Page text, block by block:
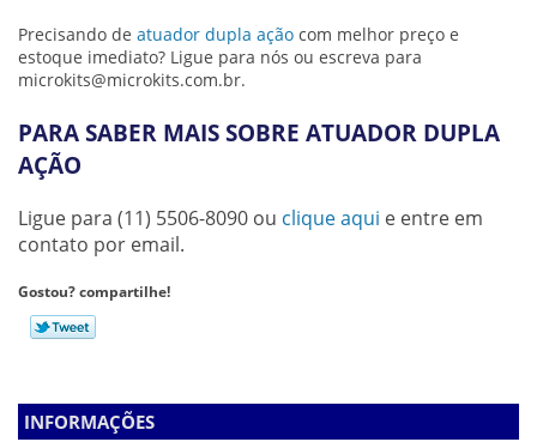
Precisando de atuador dupla ação com melhor preço e
estoque imediato? Ligue para nós ou escreva para
microkits@microkits.com.br.
PARA SABER MAIS SOBRE ATUADOR DUPLA
AÇÃO
Ligue para (11) 5506-8090 ou clique aqui e entre em
contato por email.
Gostou? compartilhe!
INFORMAÇÕES